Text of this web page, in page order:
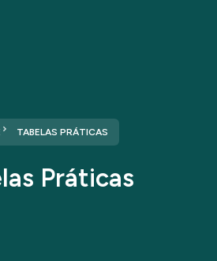
TABELAS PRÁTICAS
Práticas